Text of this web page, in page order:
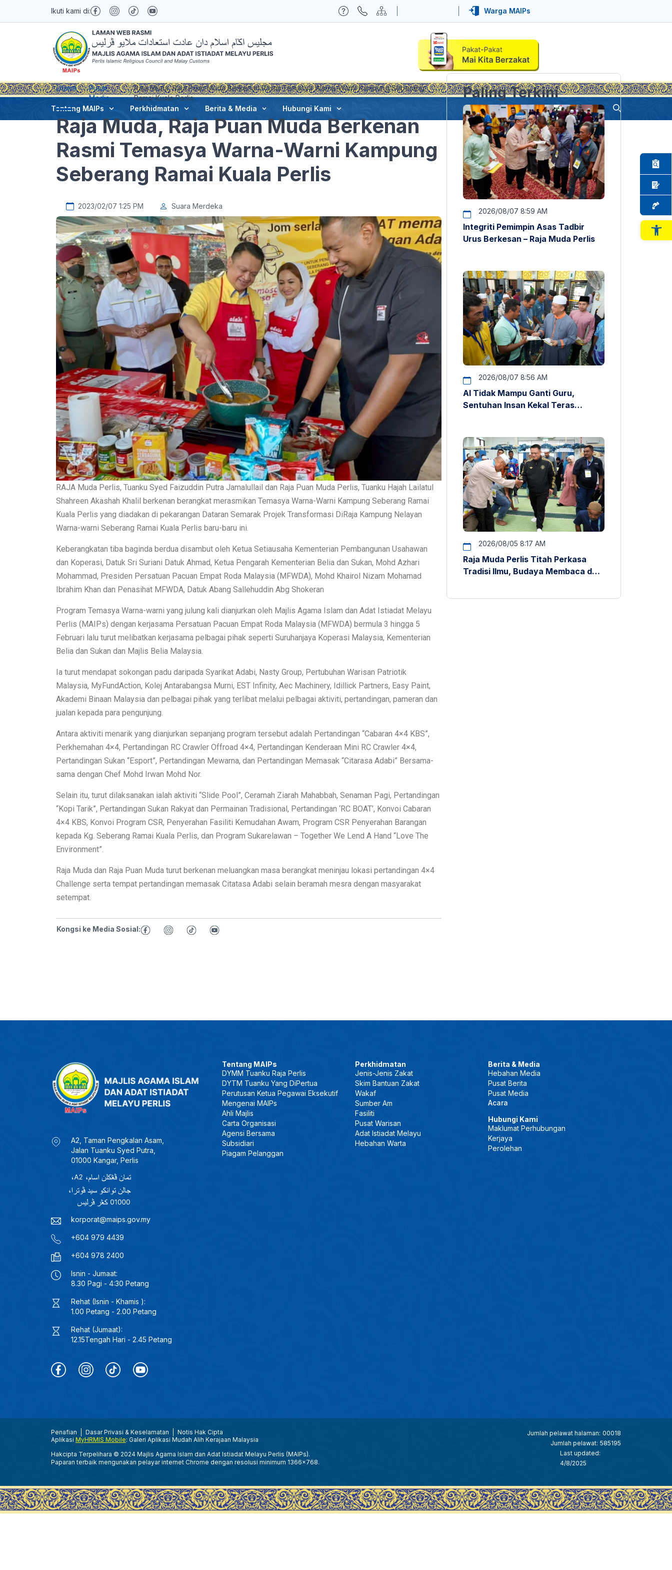
Ikuti kami di: Warga MAIPs
Tentang MAIPs Perkhidmatan Berita & Media Hubungi Kami
Utama
Pusat
Media
Raja Muda, Raja Puan Muda Berkenan Rasmi Temasya Warna-Warni Kampung Seberang
Ramai Kuala Perlis
Raja Muda, Raja Puan Muda Berkenan
Rasmi Temasya Warna-Warni Kampung
Seberang Ramai Kuala Perlis
2023/02/07 1:25 PM Suara Merdeka
RAJA Muda Perlis, Tuanku Syed Faizuddin Putra Jamalullail dan Raja Puan Muda Perlis, Tuanku Hajah Lailatul
Shahreen Akashah Khalil berkenan berangkat merasmikan Temasya Warna-Warni Kampung Seberang Ramai
Kuala Perlis yang diadakan di pekarangan Dataran Semarak Projek Transformasi DiRaja Kampung Nelayan
Warna-warni Seberang Ramai Kuala Perlis baru-baru ini.
Keberangkatan tiba baginda berdua disambut oleh Ketua Setiausaha Kementerian Pembangunan Usahawan
dan Koperasi, Datuk Sri Suriani Datuk Ahmad, Ketua Pengarah Kementerian Belia dan Sukan, Mohd Azhari
Mohammad, Presiden Persatuan Pacuan Empat Roda Malaysia (MFWDA), Mohd Khairol Nizam Mohamad
Ibrahim Khan dan Penasihat MFWDA, Datuk Abang Sallehuddin Abg Shokeran
Program Temasya Warna-warni yang julung kali dianjurkan oleh Majlis Agama Islam dan Adat Istiadat Melayu
Perlis (MAIPs) dengan kerjasama Persatuan Pacuan Empat Roda Malaysia (MFWDA) bermula 3 hingga 5
Februari lalu turut melibatkan kerjasama pelbagai pihak seperti Suruhanjaya Koperasi Malaysia, Kementerian
Belia dan Sukan dan Majlis Belia Malaysia.
Ia turut mendapat sokongan padu daripada Syarikat Adabi, Nasty Group, Pertubuhan Warisan Patriotik
Malaysia, MyFundAction, Kolej Antarabangsa Murni, EST Infinity, Aec Machinery, Idillick Partners, Easy Paint,
Akademi Binaan Malaysia dan pelbagai pihak yang terlibat melalui pelbagai aktiviti, pertandingan, pameran dan
jualan kepada para pengunjung.
Antara aktiviti menarik yang dianjurkan sepanjang program tersebut adalah Pertandingan “Cabaran 4×4 KBS”,
Perkhemahan 4×4, Pertandingan RC Crawler Offroad 4×4, Pertandingan Kenderaan Mini RC Crawler 4×4,
Pertandingan Sukan “Esport”, Pertandingan Mewarna, dan Pertandingan Memasak “Citarasa Adabi” Bersama-
sama dengan Chef Mohd Irwan Mohd Nor.
Selain itu, turut dilaksanakan ialah aktiviti “Slide Pool”, Ceramah Ziarah Mahabbah, Senaman Pagi, Pertandingan
“Kopi Tarik”, Pertandingan Sukan Rakyat dan Permainan Tradisional, Pertandingan ‘RC BOAT’, Konvoi Cabaran
4×4 KBS, Konvoi Program CSR, Penyerahan Fasiliti Kemudahan Awam, Program CSR Penyerahan Barangan
kepada Kg. Seberang Ramai Kuala Perlis, dan Program Sukarelawan – Together We Lend A Hand “Love The
Environment”.
Raja Muda dan Raja Puan Muda turut berkenan meluangkan masa berangkat meninjau lokasi pertandingan 4×4
Challenge serta tempat pertandingan memasak Citatasa Adabi selain beramah mesra dengan masyarakat
setempat.
Kongsi ke Media Sosial:
Paling Terkini
2026/08/07 8:59 AM
Integriti Pemimpin Asas Tadbir
Urus Berkesan – Raja Muda Perlis
2026/08/07 8:56 AM
AI Tidak Mampu Ganti Guru,
Sentuhan Insan Kekal Teras
2026/08/05 8:17 AM
Raja Muda Perlis Titah Perkasa
Tradisi Ilmu, Budaya Membaca dan
A2, Taman Pengkalan Asam,
Jalan Tuanku Syed Putra,
01000 Kangar, Perlis
korporat@maips.gov.my
+604 979 4439
+604 978 2400
Isnin - Jumaat:
8.30 Pagi - 4:30 Petang
Rehat (Isnin - Khamis ):
1.00 Petang - 2.00 Petang
Rehat (Jumaat):
12.15Tengah Hari - 2.45 Petang
Tentang MAIPs
DYMM Tuanku Raja Perlis
DYTM Tuanku Yang DiPertua
Perutusan Ketua Pegawai Eksekutif
Mengenai MAIPs
Ahli Majlis
Carta Organisasi
Agensi Bersama
Subsidiari
Piagam Pelanggan
Perkhidmatan
Jenis-Jenis Zakat
Skim Bantuan Zakat
Wakaf
Sumber Am
Fasiliti
Pusat Warisan
Adat Istiadat Melayu
Hebahan Warta
Berita & Media
Hebahan Media
Pusat Berita
Pusat Media
Acara
Hubungi Kami
Maklumat Perhubungan
Kerjaya
Perolehan
Penafian Dasar Privasi & Keselamatan
Notis Hak Cipta
Aplikasi MyHRMIS Mobile: Galeri Aplikasi Mudah Alih Kerajaan Malaysia
Hakcipta Terpelihara © 2024 Majlis Agama Islam dan Adat Istiadat Melayu Perlis (MAIPs).
Paparan terbaik mengunakan pelayar internet Chrome dengan resolusi minimum 1366x768.
Jumlah pelawat halaman: 00018
Jumlah pelawat: 585195
Last updated:
4/8/2025